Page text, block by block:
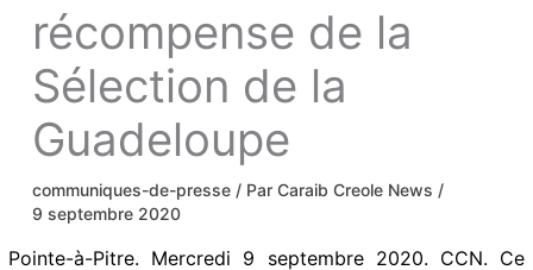
récompense de la
Sélection de la
Guadeloupe
communiques-de-presse / ParCaraib Creole News /
9 septembre 2020
Pointe-à-Pitre. Mercredi 9 septembre 2020. CCN. Ce